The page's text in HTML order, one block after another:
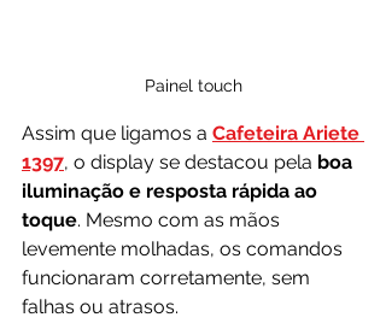
Painel touch
Assim que ligamos a Cafeteira Ariete
1397, o display se destacou pela boa
iluminação e resposta rápida ao
toque. Mesmo com as mãos
levemente molhadas, os comandos
funcionaram corretamente, sem
falhas ou atrasos.